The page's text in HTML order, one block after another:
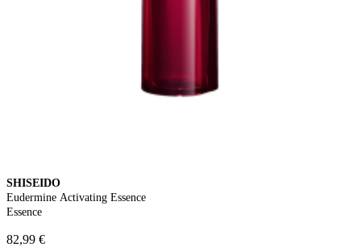
SHISEIDO
Eudermine Activating Essence
Essence
82,99 €